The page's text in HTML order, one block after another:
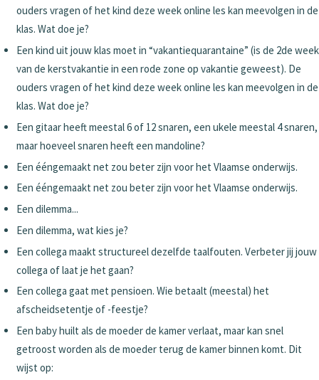
ouders vragen of het kind deze week online les kan meevolgen in de
klas. Wat doe je?
Een kind uit jouw klas moet in “vakantiequarantaine” (is de 2de week
van de kerstvakantie in een rode zone op vakantie geweest). De
ouders vragen of het kind deze week online les kan meevolgen in de
klas. Wat doe je?
Een gitaar heeft meestal 6 of 12 snaren, een ukele meestal 4 snaren,
maar hoeveel snaren heeft een mandoline?
Een ééngemaakt net zou beter zijn voor het Vlaamse onderwijs.
Een ééngemaakt net zou beter zijn voor het Vlaamse onderwijs.
Een dilemma...
Een dilemma, wat kies je?
Een collega maakt structureel dezelfde taalfouten. Verbeter jij jouw
collega of laat je het gaan?
Een collega gaat met pensioen. Wie betaalt (meestal) het
afscheidsetentje of -feestje?
Een baby huilt als de moeder de kamer verlaat, maar kan snel
getroost worden als de moeder terug de kamer binnen komt. Dit
wijst op: